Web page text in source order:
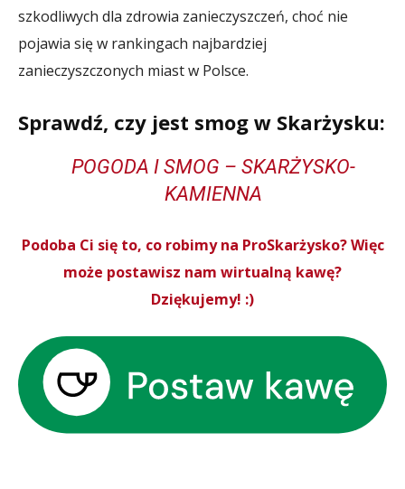
szkodliwych dla zdrowia zanieczyszczeń, choć nie
pojawia się w rankingach najbardziej
zanieczyszczonych miast w Polsce.
Sprawdź, czy jest smog w Skarżysku:
POGODA I SMOG – SKARŻYSKO-
KAMIENNA
Podoba Ci się to, co robimy na ProSkarżysko? Więc
może postawisz nam wirtualną kawę?
Dziękujemy! :)